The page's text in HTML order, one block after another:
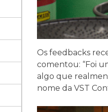
Os feedbacks
comentou: “Foi
algo que
nome da VST